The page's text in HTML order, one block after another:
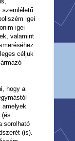
szemléletű
igei
igei
valamint
céljuk
hogy a
amelyek
(és
sorolható
(is).